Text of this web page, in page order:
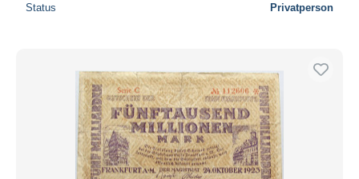
Status Privatperson